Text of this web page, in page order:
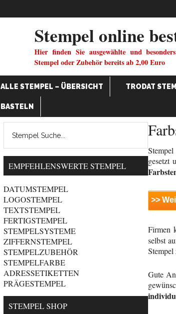
Stempel online
Hier finden Sie ausgewählte und
Stempel oder Zubehör bereits ab 2,00 Euro
ALLE STEMPEL – ÜBERSICHT TRODAT
BASTELN
gesetzt
>>
Firmen
selbst
Stempel
Gute
EMPFEHLENSWERTE STEMPEL
DATUMSTEMPEL
LOGOSTEMPEL
TEXTSTEMPEL
FERTIGSTEMPEL
STEMPELSYSTEME
ZIFFERNSTEMPEL
STEMPELZUBEHÖR
STEMPELFARBE
ADRESSETIKETTEN
PRÄGESTEMPEL
STEMPEL SHOP